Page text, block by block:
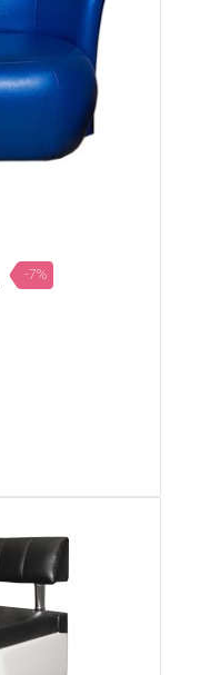
-7%